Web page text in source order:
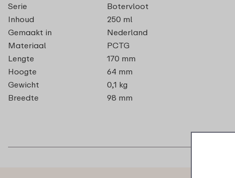
Serie
Botervloot
Inhoud
250 ml
Gemaakt in
Nederland
Materiaal
PCTG
Lengte
170 mm
Hoogte
64 mm
Gewicht
0,1 kg
Breedte
98 mm